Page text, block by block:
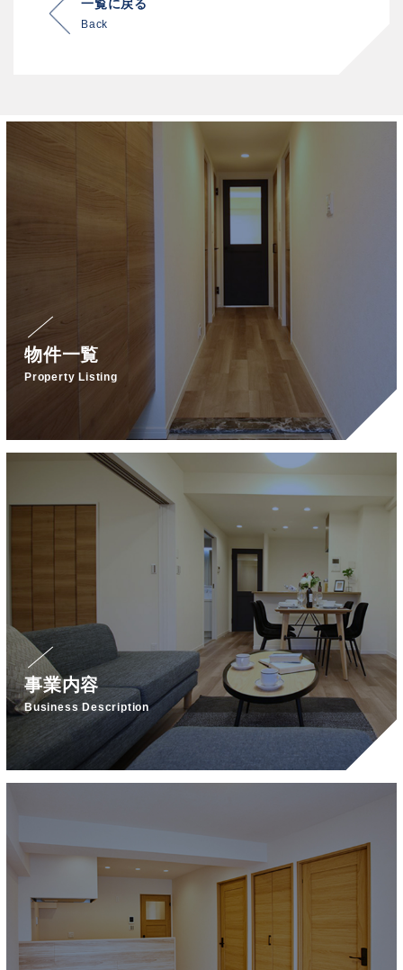
一覧に戻る
Back
物件一覧
Property Listing
事業内容
Business Description